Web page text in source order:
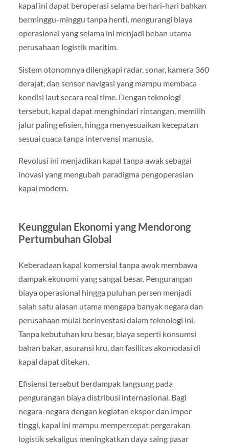
kapal ini dapat beroperasi selama berhari-hari bahkan
berminggu-minggu tanpa henti, mengurangi biaya
operasional yang selama ini menjadi beban utama
perusahaan logistik maritim.
Sistem otonomnya dilengkapi radar, sonar, kamera 360
derajat, dan sensor navigasi yang mampu membaca
kondisi laut secara real time. Dengan teknologi
tersebut, kapal dapat menghindari rintangan, memilih
jalur paling efisien, hingga menyesuaikan kecepatan
sesuai cuaca tanpa intervensi manusia.
Revolusi ini menjadikan kapal tanpa awak sebagai
inovasi yang mengubah paradigma pengoperasian
kapal modern.
Keunggulan Ekonomi yang Mendorong
Pertumbuhan Global
Keberadaan kapal komersial tanpa awak membawa
dampak ekonomi yang sangat besar. Pengurangan
biaya operasional hingga puluhan persen menjadi
salah satu alasan utama mengapa banyak negara dan
perusahaan mulai berinvestasi dalam teknologi ini.
Tanpa kebutuhan kru besar, biaya seperti konsumsi
bahan bakar, asuransi kru, dan fasilitas akomodasi di
kapal dapat ditekan.
Efisiensi tersebut berdampak langsung pada
pengurangan biaya distribusi internasional. Bagi
negara-negara dengan kegiatan ekspor dan impor
tinggi, kapal ini mampu mempercepat pergerakan
logistik sekaligus meningkatkan daya saing pasar